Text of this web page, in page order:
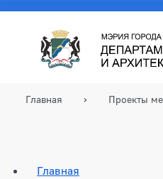
Главная Проекты
Главная